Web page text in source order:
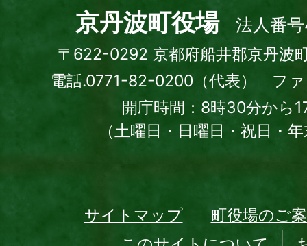
town
京丹波町役場 法人番
〒622-0292 京都府船井郡京丹波
電話.0771-82-0200（代表） フ
開庁時間：8時30分から
（土曜日・日曜日・祝日・
サイトマップ
町役場のご